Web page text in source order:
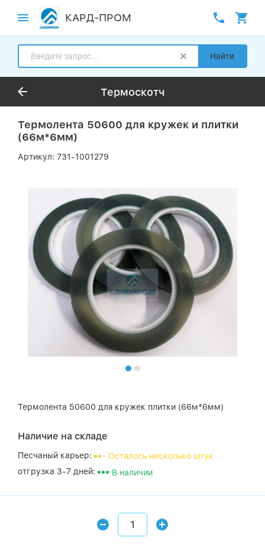
КАРД-ПРОМ
Найти
Термоскотч
Термолента 50600 для кружек и плитки
(66м*6мм)
Артикул: 731-1001279
Термолента 50600 для кружек плитки (66м*6мм)
Наличие на складе
Песчаный карьер:
Осталось несколько штук
отгрузка 3-7 дней:
В наличии